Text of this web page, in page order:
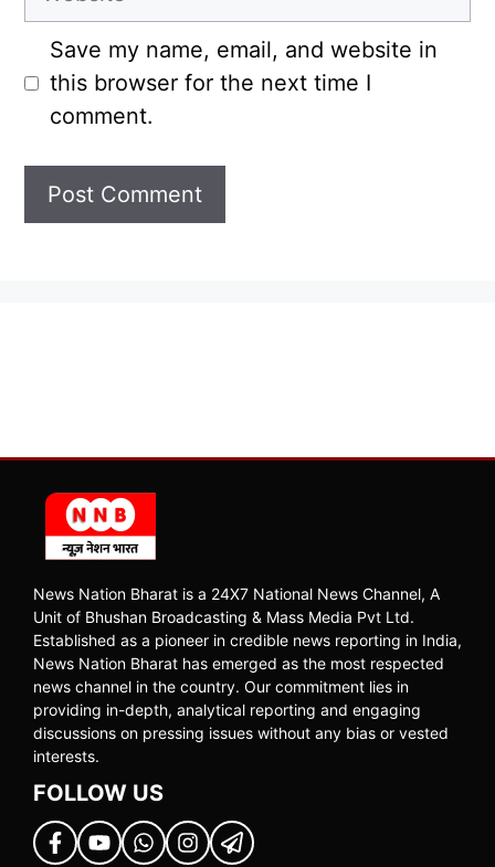
Save my name, email, and website in
this browser for the next time I
comment.
News Nation Bharat is a 24X7 National News Channel, A
Unit of Bhushan Broadcasting & Mass Media Pvt Ltd.
Established as a pioneer in credible news reporting in India,
News Nation Bharat has emerged as the most respected
news channel in the country. Our commitment lies in
providing in-depth, analytical reporting and engaging
discussions on pressing issues without any bias or vested
interests.
FOLLOW US